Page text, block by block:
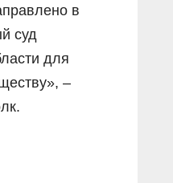
в
суд
для
–